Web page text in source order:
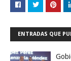
ENTRADAS QUE